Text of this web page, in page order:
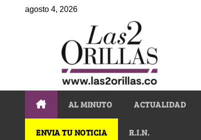
agosto 4, 2026
AL MINUTO ACTUALIDAD
ENVIA TU NOTICIA R.I.N.